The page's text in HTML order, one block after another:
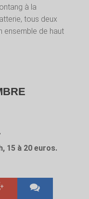
à la
tous deux
ensemble de haut
15 à 20 euros.